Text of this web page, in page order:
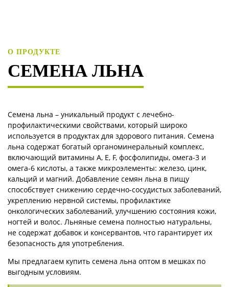
О ПРОДУКТЕ
СЕМЕНА ЛЬНА
Семена льна – уникальный продукт с лечебно-
профилактическими свойствами, который широко
используется в продуктах для здорового питания. Семена
льна содержат богатый органоминеральный комплекс,
включающий витамины А, Е, F, фосфолипиды, омега-3 и
омега-6 кислоты, а также микроэлементы: железо, цинк,
кальций и магний. Добавление семян льна в пищу
способствует снижению сердечно-сосудистых заболеваний,
укреплению нервной системы, профилактике
онкологических заболеваний, улучшению состояния кожи,
ногтей и волос. Льняные семена полностью натуральны,
не содержат добавок и консервантов, что гарантирует их
безопасность для употребления.
Мы предлагаем купить семена льна оптом в мешках по
выгодным условиям.